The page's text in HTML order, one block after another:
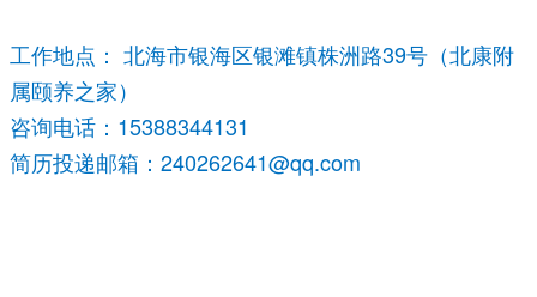
工作地点： 北海市银海区银滩镇株洲路39号（北康附
属颐养之家）
咨询电话：15388344131
简历投递邮箱：240262641@qq.com